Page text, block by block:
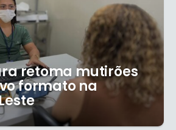
retoma mutirões
formato na